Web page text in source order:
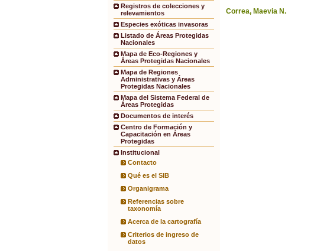
Registros de colecciones y
relevamientos
Especies exóticas invasoras
Listado de Áreas Protegidas
Nacionales
Mapa de Eco-Regiones y
Áreas Protegidas Nacionales
Mapa de Regiones
Administrativas y Áreas
Protegidas Nacionales
Mapa del Sistema Federal de
Áreas Protegidas
Documentos de interés
Centro de Formación y
Capacitación en Áreas
Protegidas
Institucional
Contacto
Qué es el SIB
Organigrama
Referencias sobre
taxonomía
Acerca de la cartografía
Criterios de ingreso de
datos
Correa, Maevia N.